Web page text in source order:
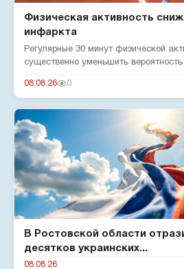
Физическая активность
инфаркта
Регулярные 30 минут физической
существенно уменьшить
08.08.26 0
В Ростовской области
десятков украинских...
08.08.26